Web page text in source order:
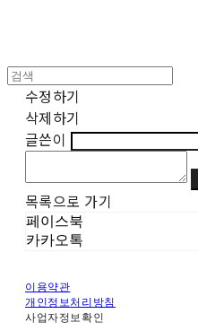
수정하기
삭제하기
글쓴이
목록으로 가기
페이스북
카카오톡
이용약관
개인정보처리방침
사업자정보확인